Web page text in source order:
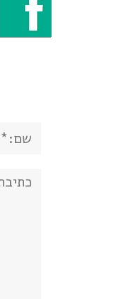
תגובה: